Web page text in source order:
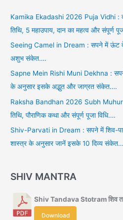
Kamika Ekadashi 2026 Puja Vidhi :
तिथि, 5 महाउपाय, दान का महत्व और संपूर्ण
Seeing Camel in Dream : सपने में ऊंट
अशुभ संकेत….
Sapne Mein Rishi Muni Dekhna :
के अनुसार इसके अद्भुत और जाग्रत संकेत….
Raksha Bandhan 2026 Subh
तिथि, पौराणिक कथा और संपूर्ण पूजा विधि….
Shiv-Parvati in Dream : सपने में शिव-
शास्त्र के अनुसार जानें इसके 10 दिव्य
SHIV MANTRA
Shiv Tandava Stotram शिव
Download